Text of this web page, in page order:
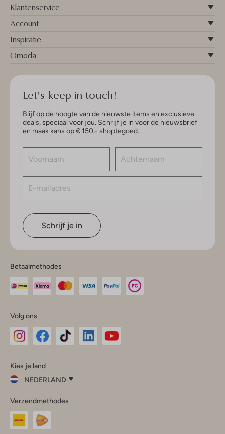
Klantenservice
Account
Inspiratie
Omoda
Let's keep in touch!
Blijf op de hoogte van de nieuwste items en exclusieve
deals, speciaal voor jou. Schrijf je in voor de nieuwsbrief
en maak kans op € 150,- shoptegoed.
Schrijf je in
Betaalmethodes
Volg ons
InstagramFacebook
Kies je land
NEDERLAND
je
land
Nederland
Verzendmethodes